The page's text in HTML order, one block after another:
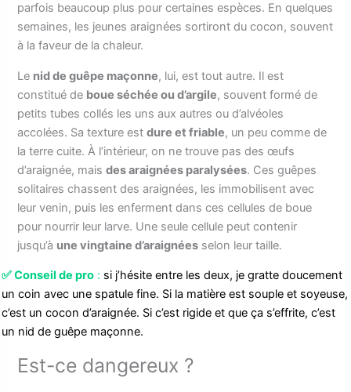
parfois beaucoup plus pour certaines espèces. En quelques
semaines, les jeunes araignées sortiront du cocon, souvent
à la faveur de la chaleur.
Le nid de guêpe maçonne, lui, est tout autre. Il est
constitué de boue séchée ou d’argile, souvent formé de
petits tubes collés les uns aux autres ou d’alvéoles
accolées. Sa texture estdure et friable, un peu comme de
la terre cuite. À l’intérieur, on ne trouve pas des œufs
d’araignée, maisdes araignées paralysées. Ces guêpes
solitaires chassent des araignées, les immobilisent avec
leur venin, puis les enferment dans ces cellules de boue
pour nourrir leur larve. Une seule cellule peut contenir
jusqu’à une vingtaine d’araignées selon leur taille.
✅Conseil de pro : si j’hésite entre les deux, je gratte doucement
un coin avec une spatule fine. Si la matière est souple et soyeuse,
c’est un cocon d’araignée. Si c’est rigide et que ça s’effrite, c’est
un nid de guêpe maçonne.
Est-ce dangereux ?